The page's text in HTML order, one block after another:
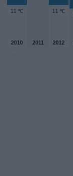
11 ℃ 11 ℃
2010 2011 2012